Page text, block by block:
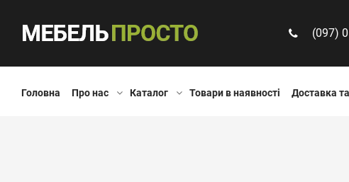
(097)
Головна Про нас Каталог Товари в наявності Доставка